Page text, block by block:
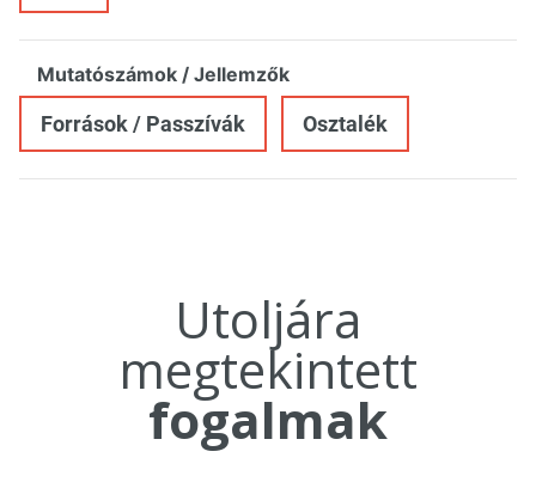
Mutatószámok / Jellemzők
Források / Passzívák Osztalék
Utoljára
megtekintett
fogalmak